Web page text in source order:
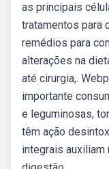
as principais
tratamentos para
remédios para
alterações na
até cirurgia,.
importante
e leguminosas,
têm ação
integrais auxiliam